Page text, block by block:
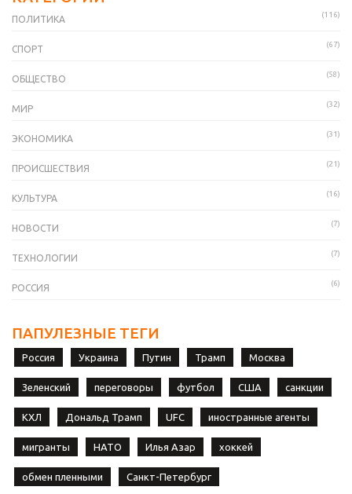
ПОЛИТИКА (116)
СПОРТ (67)
ОБЩЕСТВО (58)
МИР (32)
ЭКОНОМИКА (31)
ПРОИСШЕСТВИЯ (21)
КУЛЬТУРА (16)
НОВОСТИ (7)
ТЕХНОЛОГИИ (7)
РОССИЯ (6)
ПАПУЛЕЗНЫЕ ТЕГИ
Россия Украина Путин Трамп Москва
Зеленский переговоры футбол США санкции
КХЛ Дональд Трамп UFC иностранные агенты
мигранты НАТО Илья Азар хоккей
обмен пленными Санкт-Петербург